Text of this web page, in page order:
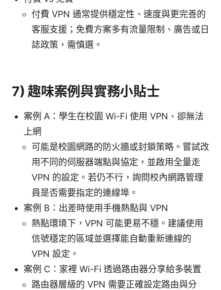
付費 VPN 通常提供穩定性、速度與更完善的
客服支援；免費方案多有流量限制、廣告或日
誌政策，需慎選。
7) 趣味案例與實務小貼士
案例 A：學生在校園 Wi-Fi 使用 VPN、卻無法
上網
可能是校園網路的防火牆或封鎖策略。嘗試改
用不同的伺服器端點與協定，並啟用全量走
VPN 的設定。若仍不行，詢問校內網路管理
員是否需要指定的連線埠。
案例 B：出差時使用手機熱點與 VPN
熱點環境下，VPN 可能更易不穩。建議使用
信號穩定的區域並選擇能自動重新連線的
VPN 設定。
案例 C：家裡 Wi-Fi 透過路由器分享給多裝置
路由器層級的 VPN 需要正確設定路由與分